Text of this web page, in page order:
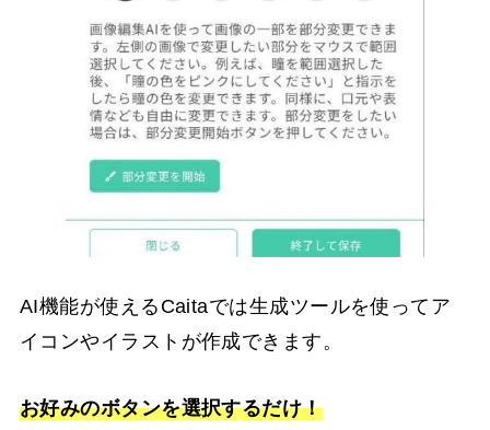
AI機能が使えるCaitaでは生成ツールを使ってア
イコンやイラストが作成できます。
お好みのボタンを選択するだけ！